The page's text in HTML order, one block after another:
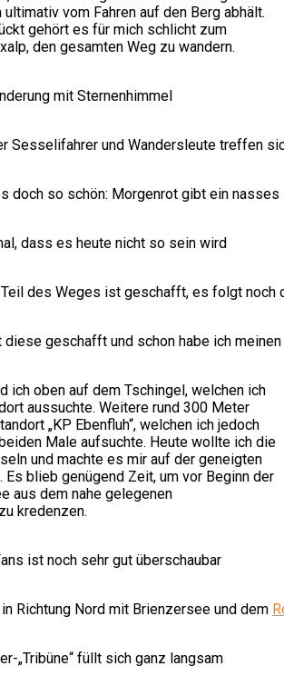
vom Fahren auf den Berg abhält.
gehört es für mich schlicht zum
den gesamten Weg zu wandern.
mit Sternenhimmel
Sesselifahrer und Wandersleute treffen
doch so schön: Morgenrot gibt ein nasses
dass es heute nicht so sein wird
des Weges ist geschafft, es folgt noch
diese geschafft und schon habe ich
ich oben auf dem Tschingel, welchen ich
aussuchte. Weitere rund 300 Meter
„KP Ebenfluh“, welchen ich jedoch
Male aufsuchte. Heute wollte ich die
und machte es mir auf der geneigten
blieb genügend Zeit, um vor Beginn der
aus dem nahe gelegenen
kredenzen.
ist noch sehr gut überschaubar
Richtung Nord mit Brienzersee und dem
„Tribüne“ füllt sich ganz langsam